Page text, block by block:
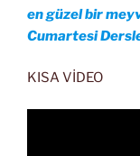
en güzel bir
Cumartesi
KISA VİDEO